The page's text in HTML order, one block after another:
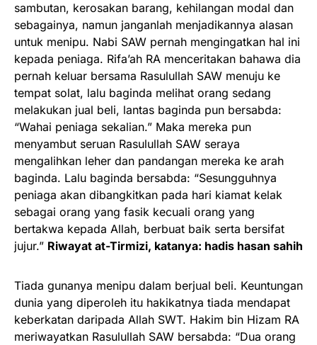
sambutan, kerosakan barang, kehilangan modal dan
sebagainya, namun janganlah menjadikannya alasan
untuk menipu. Nabi SAW pernah mengingatkan hal ini
kepada peniaga. Rifa’ah RA menceritakan bahawa dia
pernah keluar bersama Rasulullah SAW menuju ke
tempat solat, lalu baginda melihat orang sedang
melakukan jual beli, lantas baginda pun bersabda:
“Wahai peniaga sekalian.” Maka mereka pun
menyambut seruan Rasulullah SAW seraya
mengalihkan leher dan pandangan mereka ke arah
baginda. Lalu baginda bersabda: “Sesungguhnya
peniaga akan dibangkitkan pada hari kiamat kelak
sebagai orang yang fasik kecuali orang yang
bertakwa kepada Allah, berbuat baik serta bersifat
jujur.” Riwayat at-Tirmizi, katanya: hadis hasan sahih
Tiada gunanya menipu dalam berjual beli. Keuntungan
dunia yang diperoleh itu hakikatnya tiada mendapat
keberkatan daripada Allah SWT. Hakim bin Hizam RA
meriwayatkan Rasulullah SAW bersabda: “Dua orang